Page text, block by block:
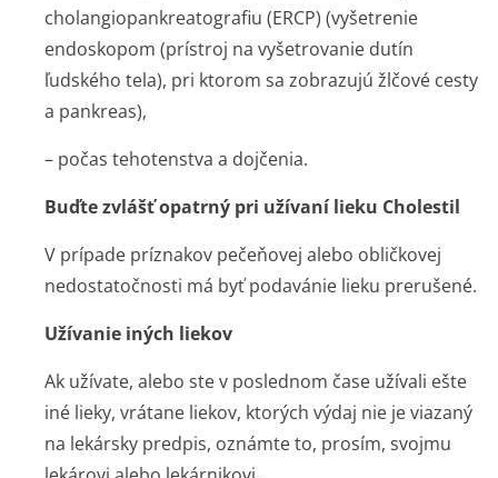
cholangiopankre­atografiu (ERCP) (vyšetrenie
endoskopom (prístroj na vyšetrovanie dutín
ľudského tela), pri ktorom sa zobrazujú žlčové cesty
a pankreas),
– počas tehotenstva a dojčenia.
Buďte zvlášť opatrný pri užívaní lieku Cholestil
V prípade príznakov pečeňovej alebo obličkovej
nedostatočnosti má byť podavánie lieku prerušené.
Užívanie iných liekov
Ak užívate, alebo ste v poslednom čase užívali ešte
iné lieky, vrátane liekov, ktorých výdaj nie je viazaný
na lekársky predpis, oznámte to, prosím, svojmu